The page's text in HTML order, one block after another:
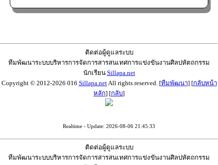
ติดต่อผู้ดูแลระบบ
ทีมพัฒนาระบบบริหารการจัดการสารสนเทศการแข่งขันงานศิลปหัตถกรรม
นักเรียน Sillapa.net
Copyright © 2012-2026 016 Sillapa.netAll rights reserved. [ทีมพัฒนา] [กลับหน้า
หลัก] [กลับ]
Realtime - Update: 2026-08-06 21:45:33
ติดต่อผู้ดูแลระบบ
ทีมพัฒนาระบบบริหารการจัดการสารสนเทศการแข่งขันงานศิลปหัตถกรรม